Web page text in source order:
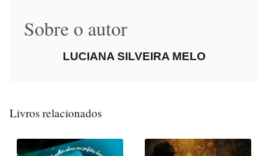
Sobre o autor
LUCIANA SILVEIRA MELO
Livros relacionados